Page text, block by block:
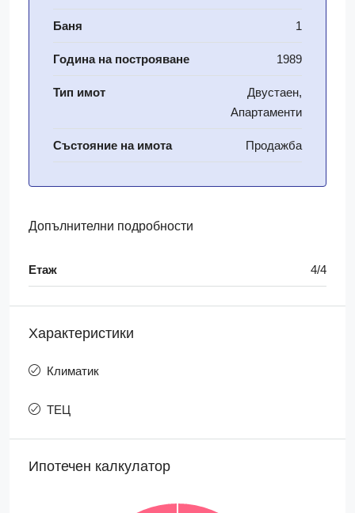
Баня 1
Година на построяване 1989
Тип имот
Двустаен,
Апартаменти
Състояние на имота Продажба
Допълнителни подробности
Етаж 4/4
Характеристики
Климатик
ТЕЦ
Ипотечен калкулатор